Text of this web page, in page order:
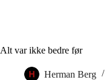
Alt var ikke bedre før
Herman Berg